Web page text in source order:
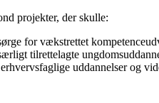
projekter, der skulle:
for vækstrettet
tilrettelagte
uddannelser og